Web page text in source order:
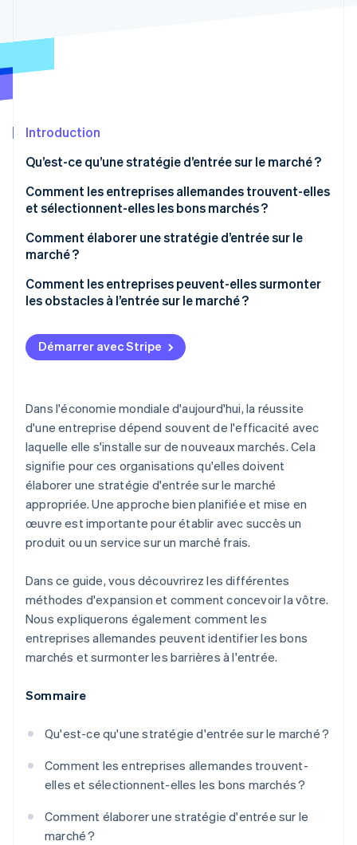
Radar
Atlas
Élimination du carbone
Vérification de l'identité
Stripe Sessions 2026
Regarder la vidéo
Introduction
Qu’est-ce qu’une stratégie d’entrée sur le marché ?
Comment les entreprises allemandes trouvent-elles
et sélectionnent-elles les bons marchés ?
Comment élaborer une stratégie d’entrée sur le
marché ?
Analyse de marché
Choisir l’accès au marché
Créer une stratégie de promotion et de vente
Contrôler le succès et s’adapter
Comment les entreprises peuvent-elles surmonter
les obstacles à l’entrée sur le marché ?
Expansion progressive
Solutions numériques
Démarrer avec Stripe
Dans l'économie mondiale d'aujourd'hui, la réussite
d'une entreprise dépend souvent de l'efficacité avec
laquelle elle s'installe sur de nouveaux marchés. Cela
signifie pour ces organisations qu'elles doivent
élaborer une stratégie d'entrée sur le marché
appropriée. Une approche bien planifiée et mise en
œuvre est importante pour établir avec succès un
produit ou un service sur un marché frais.
Dans ce guide, vous découvrirez les différentes
méthodes d'expansion et comment concevoir la vôtre.
Nous expliquerons également comment les
entreprises allemandes peuvent identifier les bons
marchés et surmonter les barrières à l'entrée.
Sommaire
Qu'est-ce qu'une stratégie d'entrée sur le marché ?
Comment les entreprises allemandes trouvent-
elles et sélectionnent-elles les bons marchés ?
Comment élaborer une stratégie d'entrée sur le
marché ?